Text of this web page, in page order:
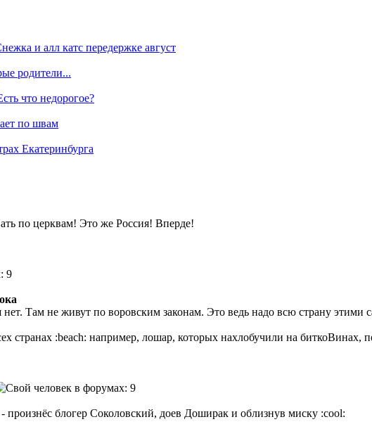
и алл катс передержке август
родители...
что недорогое?
по швам
Екатеринбурга
по церквам! Это же Россия! Вперде!
нет. Там не живут по воровским законам. Это ведь надо всю страну этими
странах :beach: например, лошар, которых нахлобучили на биткоВинах,
- произнёс блогер Соколовский, доев Доширак и облизнув миску :cool: